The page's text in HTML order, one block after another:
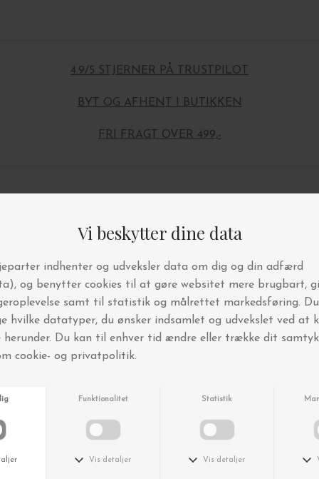
4.9/5 STJERNER PÅ TRUSTPILOT
BYT OG AFHENT I BUTIKKEN
FRI FRAGT OVER 499,-
Andre købte også
-40% -40%